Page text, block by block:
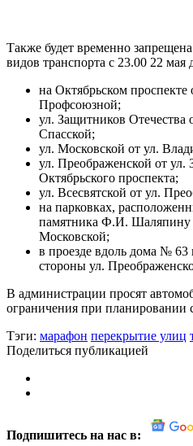
Также будет временно
видов транспорта с 23.00 22 мая
на Октябрьском
Профсоюзной;
ул. Защитников Отечества
Спасской;
ул. Московской от ул.
ул. Преображенской от ул.
Октябрьского проспекта;
ул. Всесвятской от ул.
на парковках,
памятника Ф.И. Шаляпину
Московской;
в проезде вдоль дома №
стороны ул.
В администрации просят
ограничения при планировании
Тэги: марафон перекрытие улиц
Поделиться публикацией
Подпишитесь на нас в: